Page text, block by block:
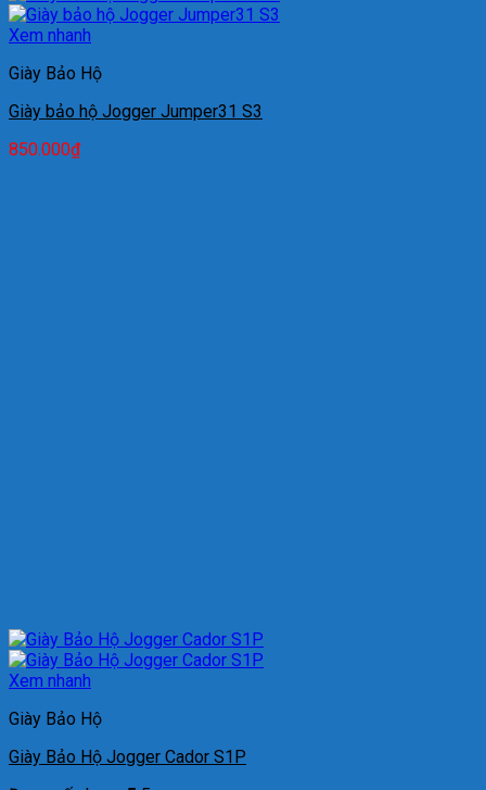
Xem nhanh
Giày Bảo Hộ
Giày bảo hộ Jogger Jumper31 S3
850.000₫
Xem nhanh
Giày Bảo Hộ
Giày Bảo Hộ Jogger Cador S1P